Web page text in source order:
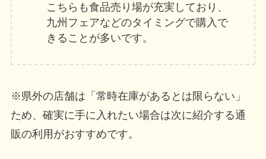
こちらも食品売り場が充実しており、
九州フェアなどのタイミングで購入で
きることが多いです。
※県外の店舗は「常時在庫があるとは限らない」
ため、確実に手に入れたい場合は次に紹介する通
販の利用がおすすめです。